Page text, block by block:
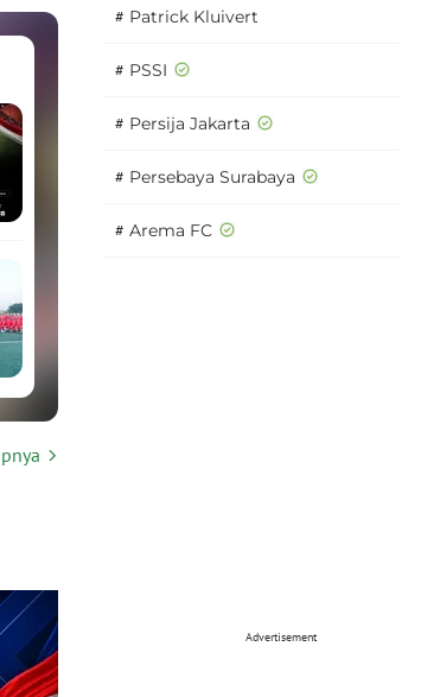
# Patrick Kluivert
# PSSI
# Persija Jakarta
# Persebaya Surabaya
# Arema FC
Advertisement